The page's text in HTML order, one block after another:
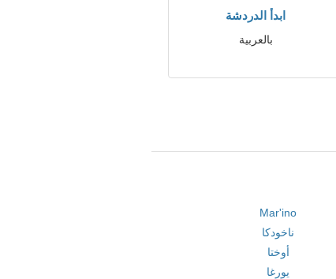
ابدأ الدردشة
بالعربية
Mar'ino
ناخودكا
أوختا
يورغا